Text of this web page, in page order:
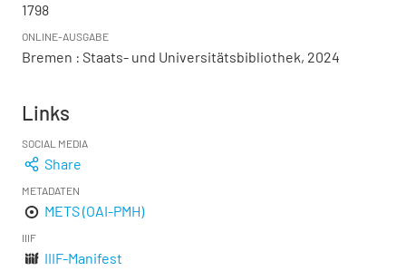
1798
ONLINE-AUSGABE
Bremen : Staats- und Universitätsbibliothek, 2024
Links
SOCIAL MEDIA
Share
METADATEN
METS (OAI-PMH)
IIIF
IIIF-Manifest